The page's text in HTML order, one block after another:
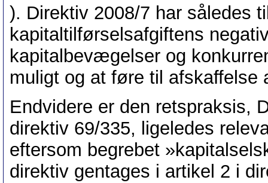
). Direktiv 2008/7 har således
kapitaltilførselsafgiftens
kapitalbevægelser og
muligt og at føre til
Endvidere er den retspraksis,
direktiv 69/335, ligeledes
eftersom begrebet
direktiv gentages i artikel 2 i